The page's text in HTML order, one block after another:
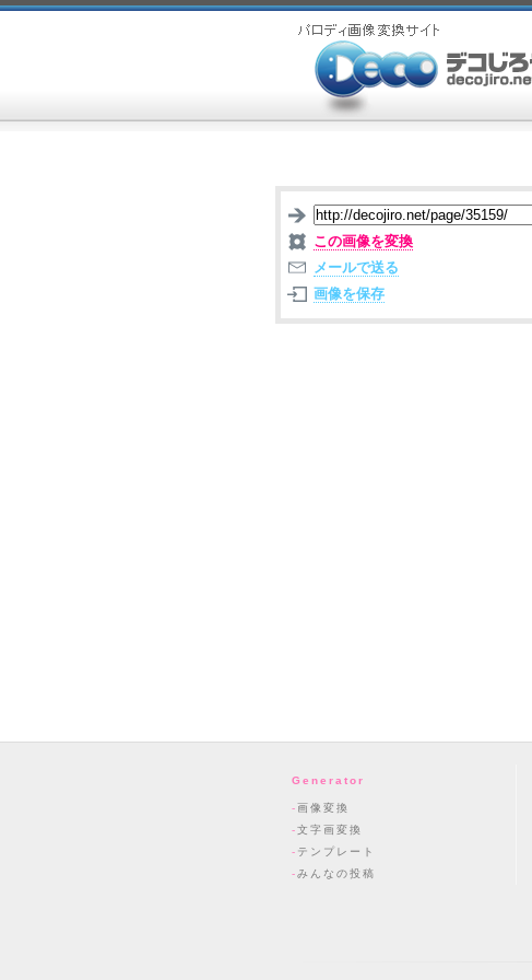
この画像を変換
メールで送る
画像を保存
Generator
画像変換
文字画変換
テンプレート
みんなの投稿